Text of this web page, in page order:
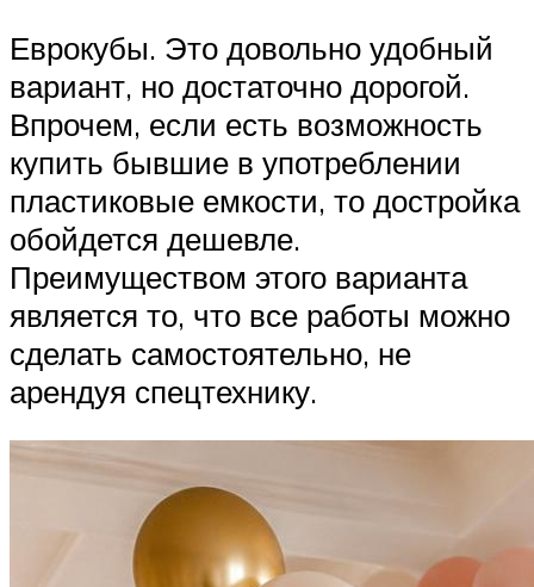
Еврокубы. Это довольно удобный
вариант, но достаточно дорогой.
Впрочем, если есть возможность
купить бывшие в употреблении
пластиковые емкости, то достройка
обойдется дешевле.
Преимуществом этого варианта
является то, что все работы можно
сделать самостоятельно, не
арендуя спецтехнику.